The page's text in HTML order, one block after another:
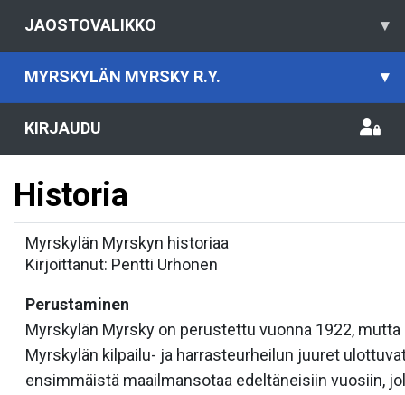
JAOSTOVALIKKO ▾
MYRSKYLÄN MYRSKY R.Y. ▾
KIRJAUDU
Historia
Myrskylän Myrskyn historiaa
Kirjoittanut: Pentti Urhonen
Perustaminen
Myrskylän Myrsky on perustettu vuonna 1922, mutta
Myrskylän kilpailu- ja harrasteurheilun juuret
ensimmäistä maailmansotaa edeltäneisiin vuosiin,